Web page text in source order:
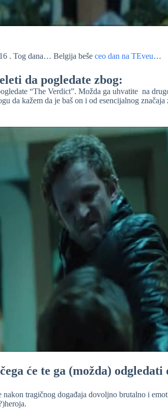
. Tog dana… Belgija beše ceo dan na TEveu…
da pogledate zbog:
“The Verdict”. Možda ga uhvatite na
da kažem da je baš on i od esencijalnog
će te ga (možda)
tragičnog događaja dovoljno brutalno i